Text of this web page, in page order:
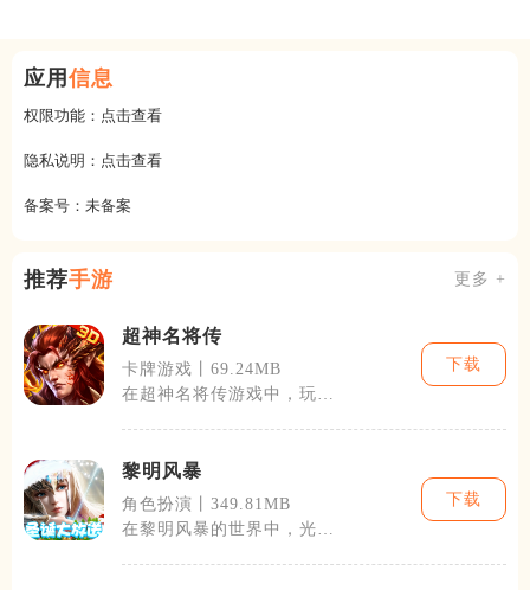
应用 信息
权限功能： 点击查看
隐私说明： 点击查看
备案号： 未备案
推荐手游 更多 +
超神名将传
卡牌游戏丨69.24MB
在超神名将传游戏中，玩家
下载
黎明风暴
角色扮演丨349.81MB
在黎明风暴的世界中，光与
下载